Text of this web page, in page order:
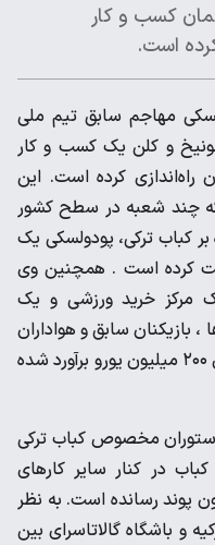
کسب و کار
است.
مهاجم سابق تیم ملی
و کلن یک کسب و کار
کرده است. این
چند شعبه در سطح کشور
کباب ترکی، پودولسکی یک
کرده است . همچنین وی
مرکز خرید ورزشی و یک
، بازیکنان سابق و هواداران
است ارزش شعب تجاری و ورزشی وی ۲۰۰ میلیون یورو برآورد شده
صاحب ۳۰ شعبه رستوران مخصوص کباب ترکی
در کنار سایر کارهای
او را به حدود ۱۷۷ میلیون پوند رسانده است. به نظر
و باشگاه گالاتاسرای بین